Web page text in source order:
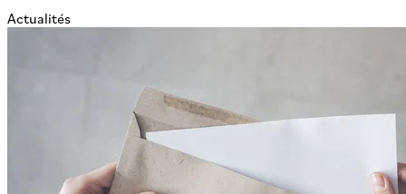
Actualités